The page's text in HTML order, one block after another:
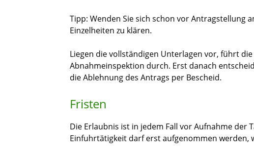
Tipp: Wenden Sie sich schon vor Antragstellung
Einzelheiten zu klären.
Liegen die vollständigen Unterlagen vor, führt
Abnahmeinspektion durch. Erst danach
die Ablehnung des Antrags per Bescheid.
Fristen
Die Erlaubnis ist in jedem Fall vor Aufnahme der
Einfuhrtätigkeit darf erst aufgenommen werden,